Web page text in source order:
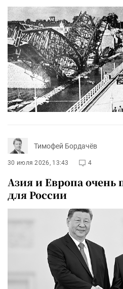
Тимофей Бордачёв
30 июля 2026, 13:43 4
Азия и Европа
для России